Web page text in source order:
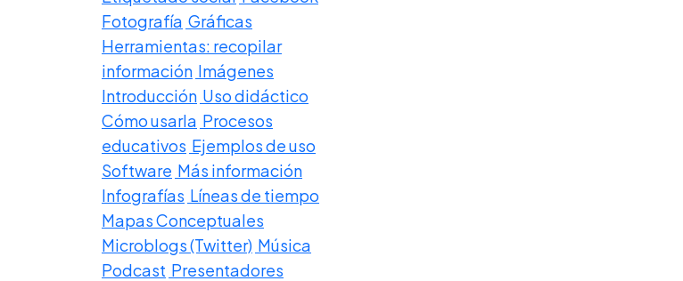
Fotografía Gráficas
Herramientas: recopilar
información Imágenes
Introducción Uso didáctico
Cómo usarla Procesos
educativos Ejemplos de uso
Software Más información
Infografías Líneas de tiempo
Mapas Conceptuales
Microblogs (Twitter) Música
Podcast Presentadores